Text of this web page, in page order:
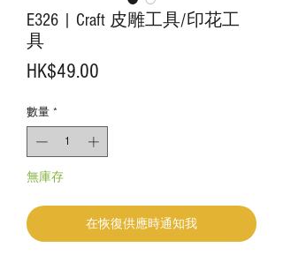
E326 | Craft 皮雕工具/印花工
具
HK$49.00
數量 *
無庫存
在恢復供應時通知我